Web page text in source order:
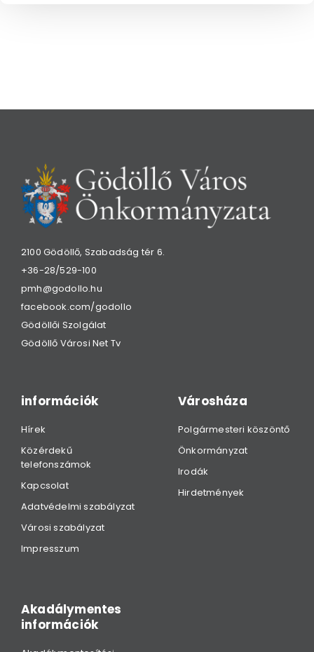
2100 Gödöllő, Szabadság tér 6.
+36-28/529-100
pmh@godollo.hu
facebook.com/godollo
Gödöllői Szolgálat
Gödöllő Városi Net Tv
információk
Hírek
Közérdekű
telefonszámok
Kapcsolat
Adatvédelmi szabályzat
Városi szabályzat
Impresszum
Városháza
Polgármesteri köszöntő
Önkormányzat
Irodák
Hirdetmények
Akadálymentes
információk